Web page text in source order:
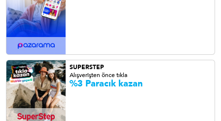
SUPERSTEP
Alışverişten önce tıkla
%3 Paracık kazan